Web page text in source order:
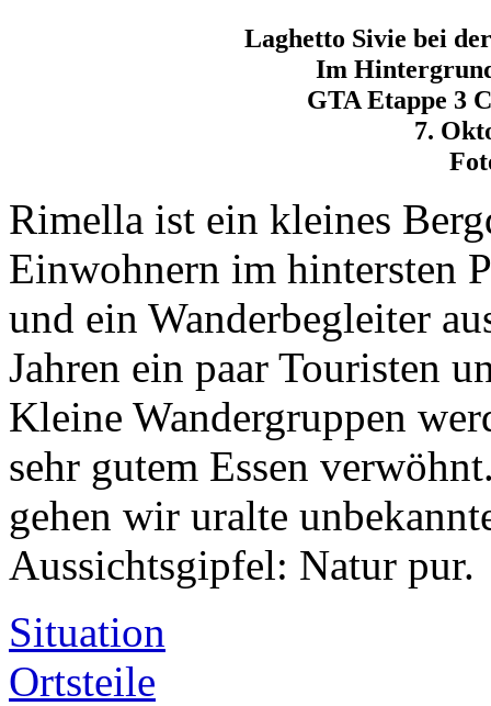
Laghetto Sivie bei
Im
GTA Etappe 3
7.
Rimella ist ein kleines
Einwohnern im hintersten
und ein Wanderbegleiter
Jahren ein paar Touristen
Kleine Wandergruppen
sehr gutem Essen
gehen wir uralte
Aussichtsgipfel: Natur pur.
Situation
Ortsteile